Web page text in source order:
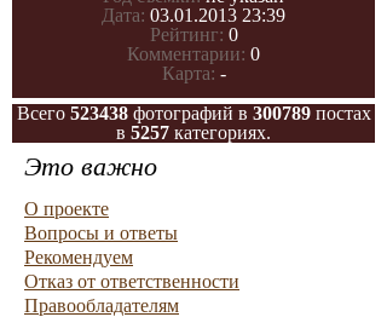
Дата: 03.01.2013 23:39
Рейтинг: 0
Комментарии: 0
Карта: -
Всего 523438фотографий в 300789постах
в 5257 категориях.
Это важно
О проекте
Вопросы и ответы
Рекомендуем
Отказ от ответственности
Правообладателям